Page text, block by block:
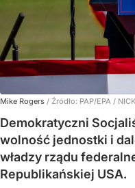
Mike Rogers / Źródło: PAP/EPA /
Demokratyczni
wolność jednostki i
władzy rządu
Republikańskiej USA.